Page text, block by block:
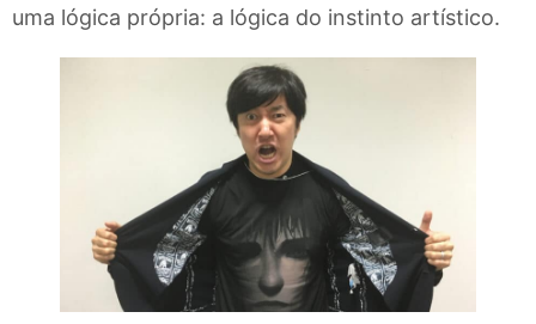
uma lógica própria: a lógica do instinto artístico.